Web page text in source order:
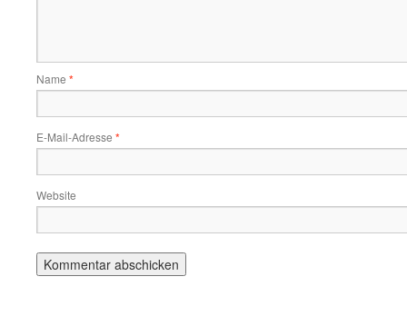
Name *
E-Mail-Adresse *
Website